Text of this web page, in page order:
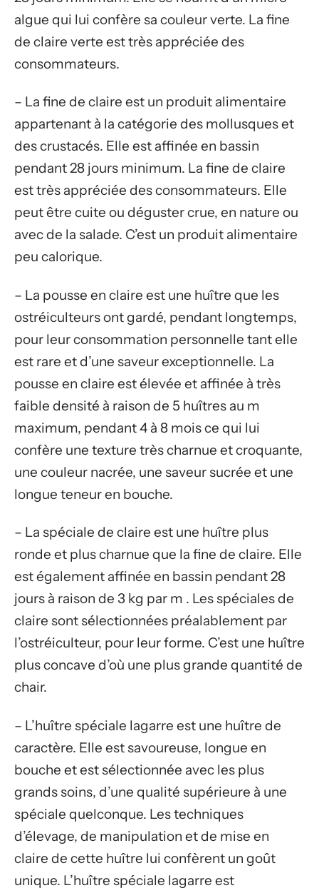
algue qui lui confère sa couleur verte. La fine
de claire verte est très appréciée des
consommateurs.
– La fine de claire est un produit alimentaire
appartenant à la catégorie des mollusques et
des crustacés. Elle est affinée en bassin
pendant 28 jours minimum. La fine de claire
est très appréciée des consommateurs. Elle
peut être cuite ou déguster crue, en nature ou
avec de la salade. C’est un produit alimentaire
peu calorique.
– La pousse en claire est une huître que les
ostréiculteurs ont gardé, pendant longtemps,
pour leur consommation personnelle tant elle
est rare et d’une saveur exceptionnelle. La
pousse en claire est élevée et affinée à très
faible densité à raison de 5 huîtres au m
maximum, pendant 4 à 8 mois ce qui lui
confère une texture très charnue et croquante,
une couleur nacrée, une saveur sucrée et une
longue teneur en bouche.
– La spéciale de claire est une huître plus
ronde et plus charnue que la fine de claire. Elle
est également affinée en bassin pendant 28
jours à raison de 3 kg par m . Les spéciales de
claire sont sélectionnées préalablement par
l’ostréiculteur, pour leur forme. C’est une huître
plus concave d’où une plus grande quantité de
chair.
– L’huître spéciale lagarre est une huître de
caractère. Elle est savoureuse, longue en
bouche et est sélectionnée avec les plus
grands soins, d’une qualité supérieure à une
spéciale quelconque. Les techniques
d’élevage, de manipulation et de mise en
claire de cette huître lui confèrent un goût
unique. L’huître spéciale lagarre est